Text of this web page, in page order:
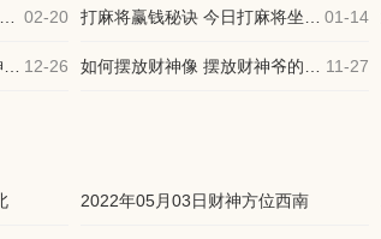
02-20 01-14
12-26 11-27
2022年05月03日财神方位西南